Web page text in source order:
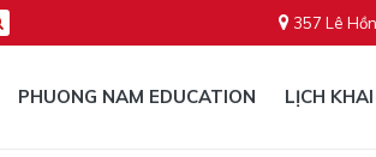
357 Lê
PHUONG NAM EDUCATION LỊCH